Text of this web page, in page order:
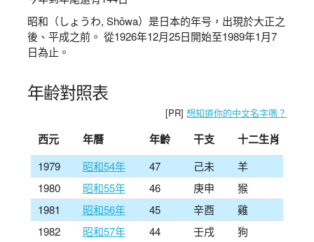
昭和（しょうわ, Shōwa）是日本的年号，出現於大正之
後、平成之前。 從1926年12月25日開始至1989年1月7
日為止。
年齢對照表
[PR]想知道你的中文名字嗎？
西元 年曆 年齡 干支 十二生肖
1979 昭和54年 47 己未
羊
1980
昭和55年 46 庚申
猴
1981
昭和56年 45 辛酉
雞
1982
昭和57年 44 壬戌
狗